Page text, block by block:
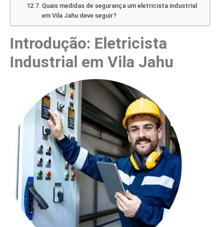
Quais medidas de segurança um eletricista industrial
em Vila Jahu deve seguir?
Introdução: Eletricista
Industrial em Vila Jahu